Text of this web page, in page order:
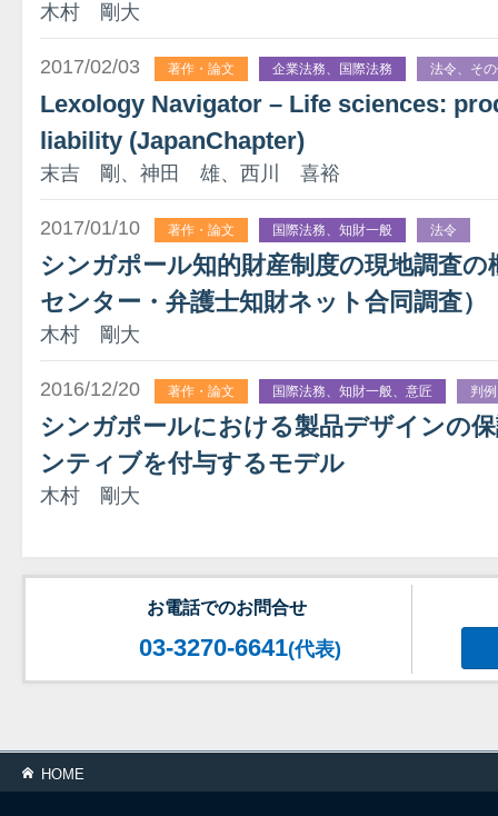
木村 剛大
2017/02/03 著作・論文 企業法務、国際法務 法令、そ
Lexology Navigator – Life sciences:
liability (JapanChapter)
末吉 剛、神田 雄、西川 喜裕
2017/01/10 著作・論文 国際法務、知財一般 法令
シンガポール知的財産制度の現地調査の
センター・弁護士知財ネット合同調査）
木村 剛大
2016/12/20 著作・論文 国際法務、知財一般、意匠 判例
シンガポールにおける製品デザインの
ンティブを付与するモデル
木村 剛大
お電話でのお問合せ
03-3270-6641(代表)
HOME